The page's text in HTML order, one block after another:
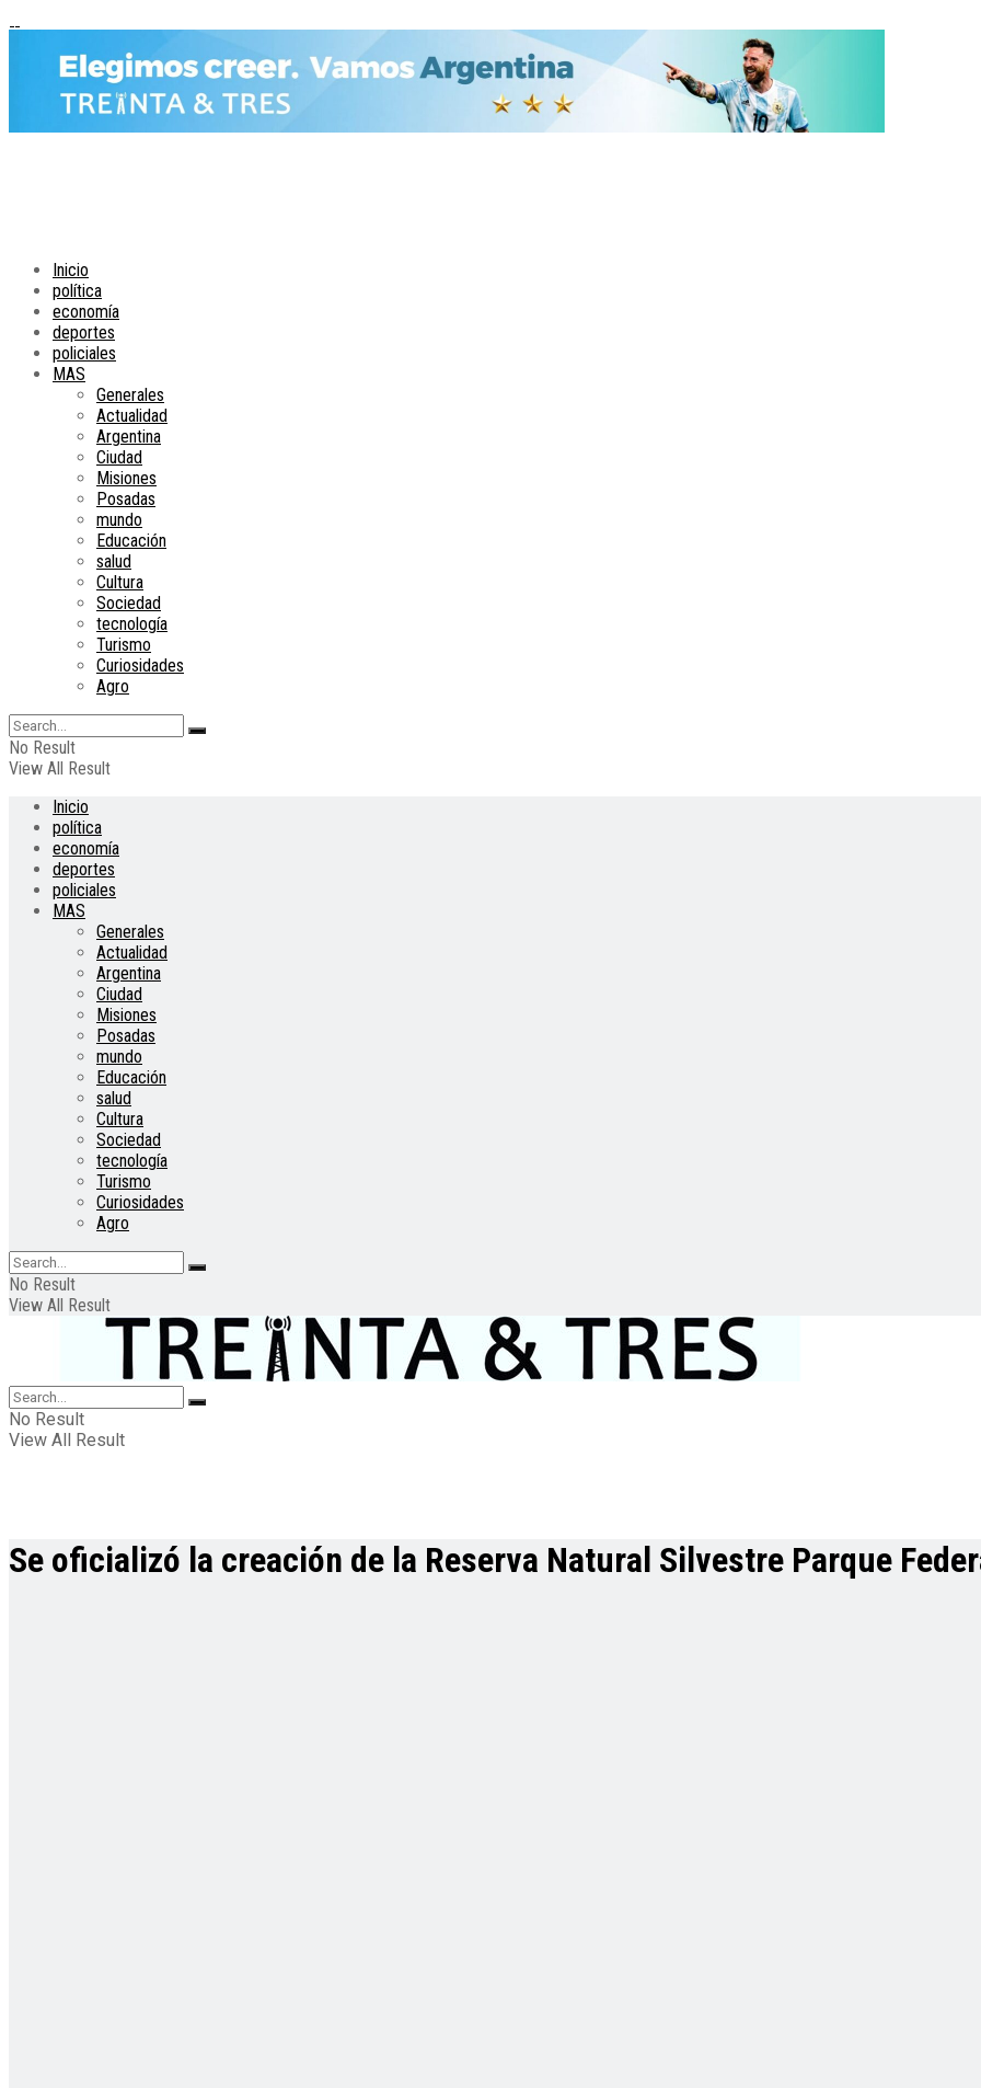
Inicio
política
economía
deportes
policiales
MAS
Generales
Actualidad
Argentina
Ciudad
Misiones
Posadas
mundo
Educación
salud
Cultura
Sociedad
tecnología
Turismo
Curiosidades
Agro
No Result
View All Result
Inicio
política
economía
deportes
policiales
MAS
Generales
Actualidad
Argentina
Ciudad
Misiones
Posadas
mundo
Educación
salud
Cultura
Sociedad
tecnología
Turismo
Curiosidades
Agro
No Result
View All Result
No Result
View All Result
Se oficializó la creación de la Reserva Natural Silvestre Parque